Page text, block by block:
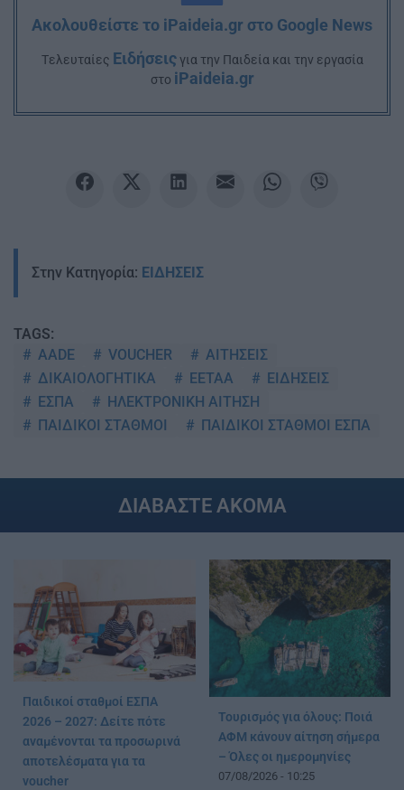
Ακολουθείστε το iPaideia.gr στο Google News
Tελευταίες Ειδήσειςγια την Παιδεία και την εργασία
στο iPaideia.gr
Στην Κατηγορία: ΕΙΔΗΣΕΙΣ
TAGS:
AADE
VOUCHER
ΑΙΤΗΣΕΙΣ
ΔΙΚΑΙΟΛΟΓΗΤΙΚΑ
ΕΕΤΑΑ
ΕΙΔΗΣΕΙΣ
ΕΣΠΑ
ΗΛΕΚΤΡΟΝΙΚΗ ΑΙΤΗΣΗ
ΠΑΙΔΙΚΟΙ ΣΤΑΘΜΟΙ
ΠΑΙΔΙΚΟΙ ΣΤΑΘΜΟΙ ΕΣΠΑ
ΔΙΑΒΑΣΤΕ ΑΚΟΜΑ
Παιδικοί σταθμοί ΕΣΠΑ
2026 – 2027: Δείτε πότε
αναμένονται τα προσωρινά
αποτελέσματα για τα
voucher
Τουρισμός για όλους: Ποιά
ΑΦΜ κάνουν αίτηση σήμερα
– Όλες οι ημερομηνίες
07/08/2026 - 10:25